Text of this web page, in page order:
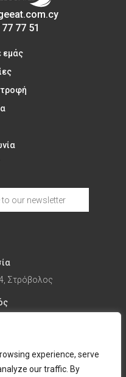
experience, serve
our traffic. By
77 51
εμάς
Στρόβολος
5281